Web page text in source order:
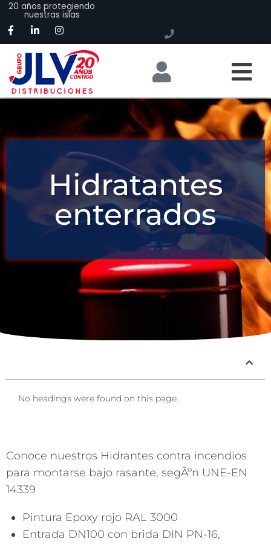
20 años protegiendo
nuestras islas
Hidratantes
enterrados
No headings were found on this page.
Conoce nuestros Hidrantes contra incendios
para montarse bajo rasante, segÃºn UNE-EN
14339
Pintura Epoxy rojo RAL 3000
Entrada DN100 con brida DIN PN-16,